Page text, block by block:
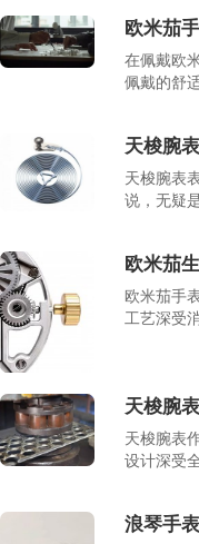
欧米茄
在佩戴欧
佩戴的舒
天梭腕
天梭腕表
说，无疑
欧米茄
欧米茄手
工艺深受
天梭腕
天梭腕表
设计深受
浪琴手